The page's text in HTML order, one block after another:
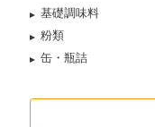
基礎調味料
粉類
缶・瓶詰